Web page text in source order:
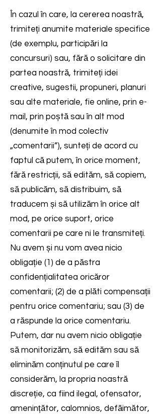
În cazul în care, la cererea noastră,
trimiteți anumite materiale specifice
(de exemplu, participări la
concursuri) sau, fără o solicitare din
partea noastră, trimiteți idei
creative, sugestii, propuneri, planuri
sau alte materiale, fie online, prin e-
mail, prin poștă sau în alt mod
(denumite în mod colectiv
„comentarii”), sunteți de acord cu
faptul că putem, în orice moment,
fără restricții, să edităm, să copiem,
să publicăm, să distribuim, să
traducem și să utilizăm în orice alt
mod, pe orice suport, orice
comentarii pe care ni le transmiteți.
Nu avem și nu vom avea nicio
obligație (1) de a păstra
confidențialitatea oricăror
comentarii; (2) de a plăti compensații
pentru orice comentariu; sau (3) de
a răspunde la orice comentariu.
Putem, dar nu avem nicio obligație
să monitorizăm, să edităm sau să
eliminăm conținutul pe care îl
considerăm, la propria noastră
discreție, ca fiind ilegal, ofensator,
amenințător, calomnios, defăimător,